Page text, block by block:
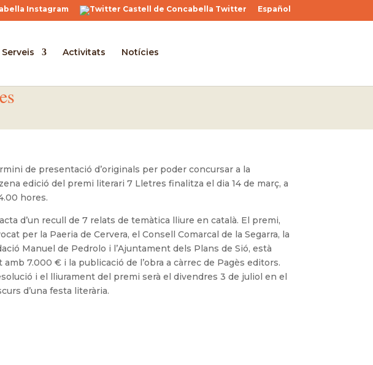
Instagram Twitter Español
Serveis Activitats Notícies
de presentació d’originals per poder concursar a la
edició del premi literari 7 Lletres finalitza el dia 14 de març, a
hores.
d’un recull de 7 relats de temàtica lliure en català. El premi,
per la Paeria de Cervera, el Consell Comarcal de la Segarra, la
Manuel de Pedrolo i l’Ajuntament dels Plans de Sió, està
amb 7.000 € i la publicació de l’obra a càrrec de Pagès editors.
i el lliurament del premi serà el divendres 3 de juliol en el
d’una festa literària.